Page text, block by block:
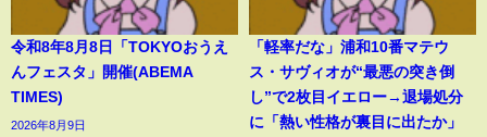
令和8年8月8日「TOKYOおうえ
んフェスタ」開催(ABEMA
TIMES)
2026年8月9日
「軽率だな」浦和10番マテウ
ス・サヴィオが“最悪の突き倒
し”で2枚目イエロー→退場処分
に「熱い性格が裏目に出たか」